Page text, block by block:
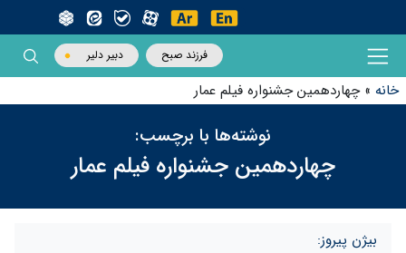
فرزند صبح دبیر دلیر
خانه »چهاردهمین جشنواره فیلم عمار
نوشته‌ها با برچسب:
چهاردهمین جشنواره فیلم عمار
بیژن پیروز: